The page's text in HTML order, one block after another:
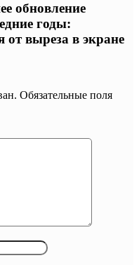
обновление
годы:
от выреза в экране
Обязательные поля